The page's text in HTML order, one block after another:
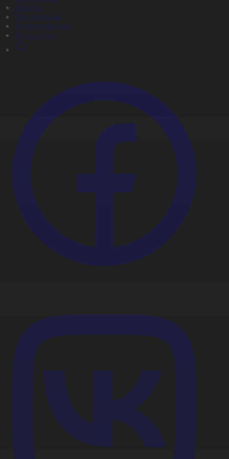
Жобалар
Телехикаялар
Мультсериалдар
Видеоархив